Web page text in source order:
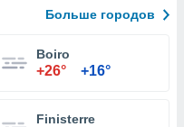
Больше городов
Boiro
+26° +16°
Finisterre